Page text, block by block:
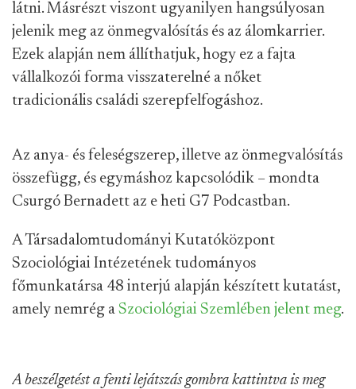
látni. Másrészt viszont ugyanilyen hangsúlyosan
jelenik meg az önmegvalósítás és az álomkarrier.
Ezek alapján nem állíthatjuk, hogy ez a fajta
vállalkozói forma visszaterelné a nőket
tradicionális családi szerepfelfogáshoz.
Az anya- és feleségszerep, illetve az önmegvalósítás
összefügg, és egymáshoz kapcsolódik – mondta
Csurgó Bernadett az e heti G7 Podcastban.
A Társadalomtudományi Kutatóközpont
Szociológiai Intézetének tudományos
főmunkatársa 48 interjú alapján készített kutatást,
amely nemrég a Szociológiai Szemlében jelent meg.
A beszélgetést a fenti lejátszás gombra kattintva is meg